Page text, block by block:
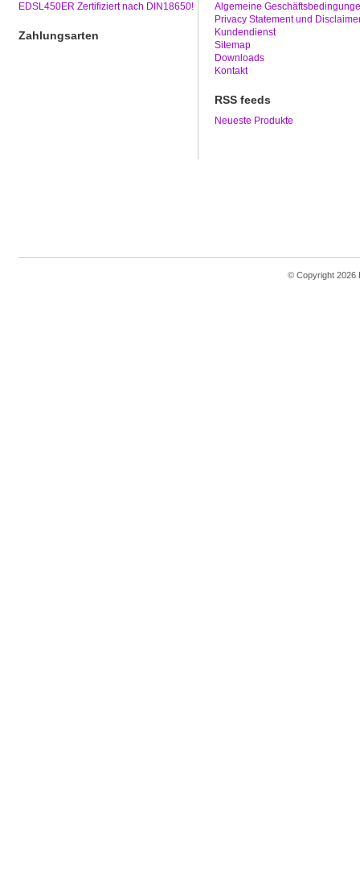
EDSL450ER Zertifiziert nach DIN18650!
Zahlungsarten
Algemeine
Privacy Statement und
Kundendienst
Sitemap
Downloads
Kontakt
RSS feeds
Neueste Produkte
© Copyright 2026